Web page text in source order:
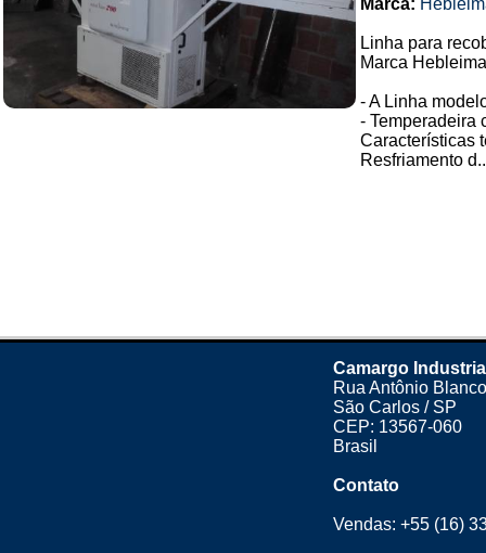
Marca:
Linha para
Marca
- A Linha
- Temperadeira
Características
Resfriamento
Camargo
Rua Antônio
São Carlos / SP
CEP: 13567-060
Brasil
Contato
Vendas:+55 (16)